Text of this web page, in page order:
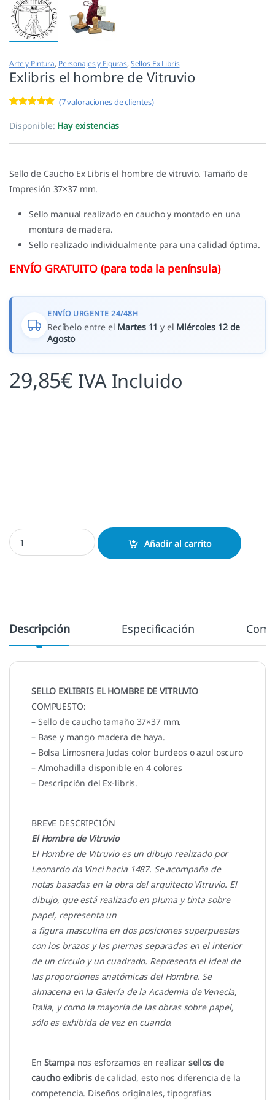
Arte y Pintura, Personajes y Figuras, Sellos Ex Libris
Exlibris el hombre de Vitruvio
5.00de 5 en
base a
(7valoraciones de clientes)
Disponible: Hay existencias
Sello de Caucho Ex Libris el hombre de vitruvio. Tamaño de
Impresión 37×37 mm.
Sello manual realizado en caucho y montado en una
montura de madera.
Sello realizado individualmente para una calidad óptima.
ENVÍO GRATUITO (para toda la península)
ENVÍO URGENTE 24/48H
Recíbelo entre el Martes 11 y el Miércoles 12 de
Agosto
29,85€ IVA Incluido
Exlibris el hombre de Vitruvio cantidad
Añadir al carrito
Descripción Especificación
SELLO EXLIBRIS EL HOMBRE DE VITRUVIO
COMPUESTO:
– Sello de caucho tamaño 37×37 mm.
– Base y mango madera de haya.
– Bolsa Limosnera Judas color burdeos o azul oscuro
– Almohadilla disponible en 4 colores
– Descripción del Ex-libris.
BREVE DESCRIPCIÓN
El Hombre de Vitruvio
El Hombre de Vitruvio es un dibujo realizado por
Leonardo da Vinci hacia 1487. Se acompaña de
notas basadas en la obra del arquitecto Vitruvio. El
dibujo, que está realizado en pluma y tinta sobre
papel, representa un
a figura masculina en dos posiciones superpuestas
con los brazos y las piernas separadas en el interior
de un círculo y un cuadrado. Representa el ideal de
las proporciones anatómicas del Hombre. Se
almacena en la Galería de la Academia de Venecia,
Italia, y como la mayoría de las obras sobre papel,
sólo es exhibida de vez en cuando.
En Stampanos esforzamos en realizar sellos de
caucho exlibrisde calidad, esto nos diferencia de la
competencia. Diseños originales, tipografías